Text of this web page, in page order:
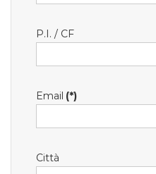
P.I. / CF
Email (*)
Città